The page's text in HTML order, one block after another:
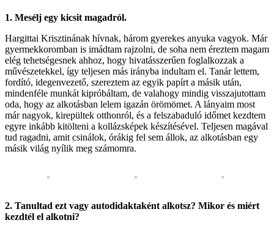
1. Mesélj egy kicsit magadról.
Hargittai Krisztinának hívnak, három gyerekes anyuka vagyok. Már
gyermekkoromban is imádtam rajzolni, de soha nem éreztem magam
elég tehetségesnek ahhoz, hogy hivatásszerűen foglalkozzak a
művészetekkel, így teljesen más irányba indultam el. Tanár lettem,
fordító, idegenvezető, szereztem az egyik papírt a másik után,
mindenféle munkát kipróbáltam, de valahogy mindig visszajutottam
oda, hogy az alkotásban lelem igazán örömömet. A lányaim most
már nagyok, kirepültek otthonról, és a felszabaduló időmet kezdtem
egyre inkább kitölteni a kollázsképek készítésével. Teljesen magával
tud ragadni, amit csinálok, órákig fel sem állok, az alkotásban egy
másik világ nyílik meg számomra.
2. Tanultad ezt vagy autodidaktaként alkotsz? Mikor és miért
kezdtél el alkotni?